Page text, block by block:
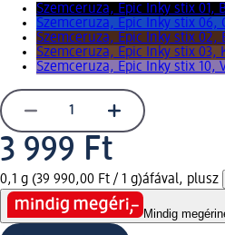
Szemceruza, Epic Inky stix 01,
Szemceruza, Epic Inky stix 06,
Szemceruza, Epic Inky stix 02,
Szemceruza, Epic Inky stix 03,
Szemceruza, Epic Inky stix 10,
3 999 Ft
0,1 g (39 990,00 Ft / 1 g)áfával, plusz
Mindig megéri